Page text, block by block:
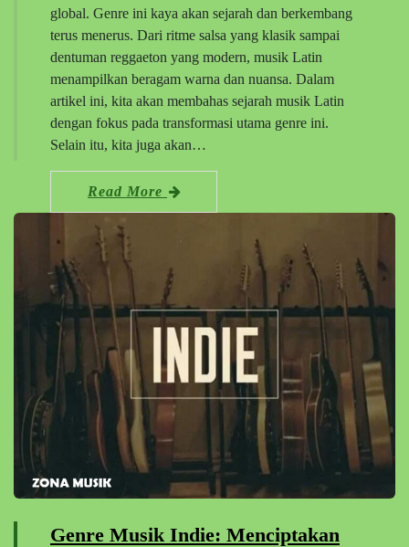
global. Genre ini kaya akan sejarah dan berkembang
terus menerus. Dari ritme salsa yang klasik sampai
dentuman reggaeton yang modern, musik Latin
menampilkan beragam warna dan nuansa. Dalam
artikel ini, kita akan membahas sejarah musik Latin
dengan fokus pada transformasi utama genre ini.
Selain itu, kita juga akan…
Read More
Genre Musik Indie: Menciptakan